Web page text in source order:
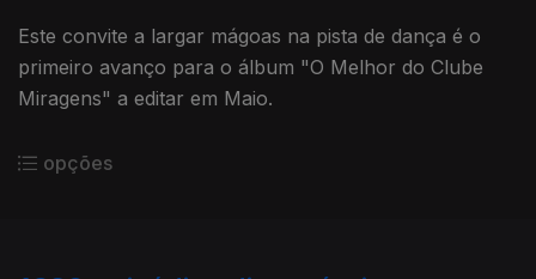
Este convite a largar mágoas na pista de dança é o
primeiro avanço para o álbum "O Melhor do Clube
Miragens" a editar em Maio.
opções